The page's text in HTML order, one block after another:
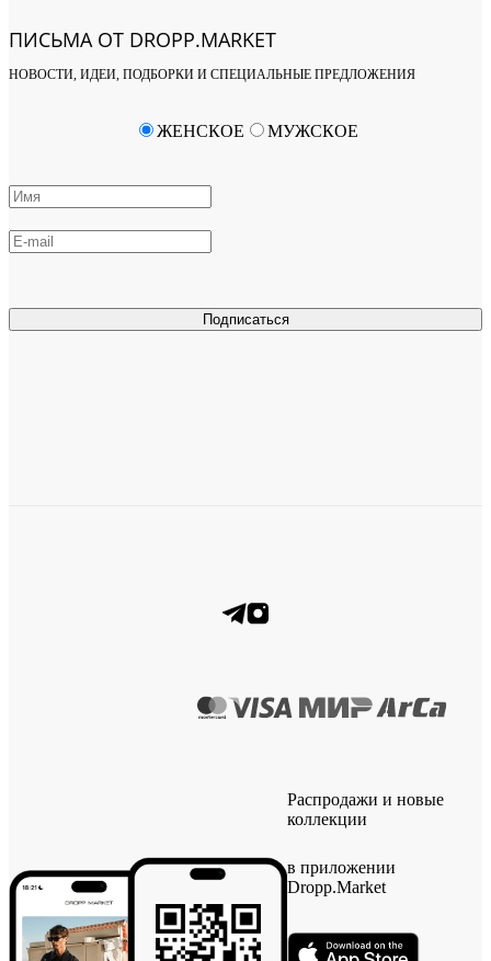
ПИСЬМА ОТ DROPP.MARKET
НОВОСТИ, ИДЕИ, ПОДБОРКИ И СПЕЦИАЛЬНЫЕ ПРЕДЛОЖЕНИЯ
Подписаться
ЖЕНСКОЕ МУЖСКОЕ
Распродажи и новые
коллекции
в приложении
Dropp.Market